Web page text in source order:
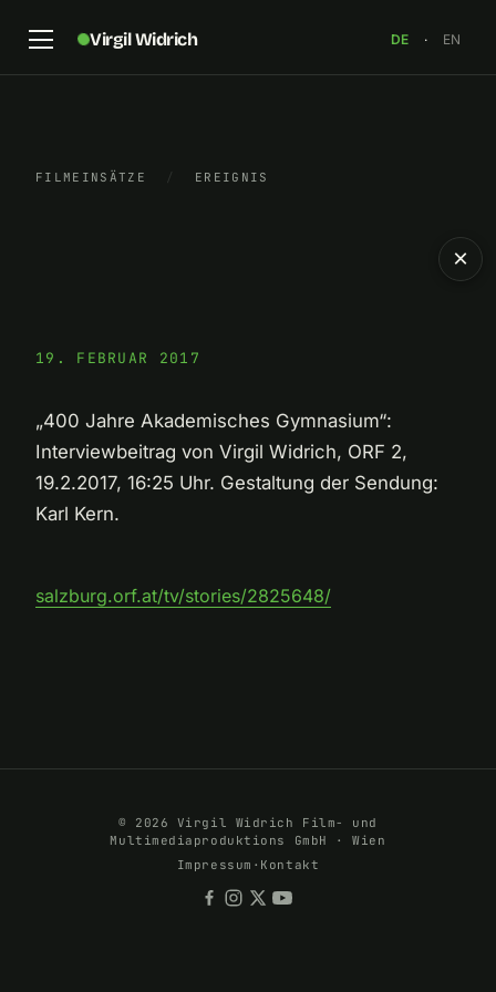
Virgil Widrich DE · EN
FILMEINSÄTZE / EREIGNIS
19. FEBRUAR 2017
„400 Jahre Akademisches Gymnasium“:
Interviewbeitrag von Virgil Widrich, ORF 2,
19.2.2017, 16:25 Uhr. Gestaltung der Sendung:
Karl Kern.
salzburg.orf.at/tv/stories/2825648/
×
© 2026 Virgil Widrich Film- und
Multimediaproduktions GmbH · Wien
Impressum · Kontakt